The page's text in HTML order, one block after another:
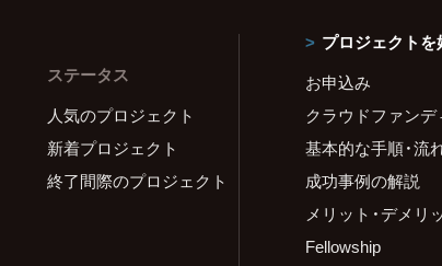
ステータス
人気のプロジェクト
新着プロジェクト
終了間際のプロジェクト
プロジェクトを
お申込み
クラウドファン
基本的な手順・流
成功事例の解説
メリット・デメリ
Fellowship